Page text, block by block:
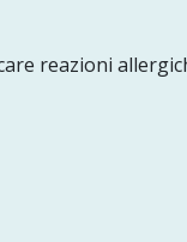
reazioni